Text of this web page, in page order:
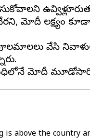
లక్ష్యం కూడా
వేసి
above the country